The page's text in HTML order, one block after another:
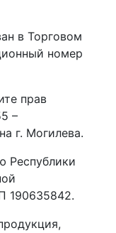
в Торговом
номер
прав
–
г. Могилева.
Республики
190635842.